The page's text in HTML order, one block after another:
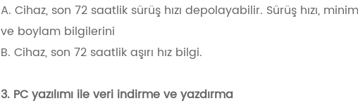
A. Cihaz, son 72 saatlik sürüş hızı depolayabilir. Sürüş hızı,
ve boylam bilgilerini
B. Cihaz, son 72 saatlik aşırı hız bilgi.
3. PC yazılımı ile veri indirme ve yazdırma